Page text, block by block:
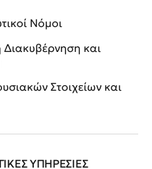
Νόμοι
Διακυβέρνηση και
Στοιχείων και
ΥΠΗΡΕΣΙΕΣ